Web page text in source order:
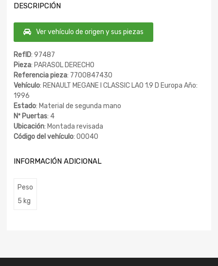
DESCRIPCIÓN
Ver vehículo de origen y sus piezas
RefID: 97487
Pieza: PARASOL DERECHO
Referencia pieza: 7700847430
Vehículo: RENAULT MEGANE I CLASSIC LA0 1.9 D Europa Año:
1996
Estado: Material de segunda mano
Nº Puertas: 4
Ubicación: Montada revisada
Código del vehículo: 00040
INFORMACIÓN ADICIONAL
Peso
5 kg